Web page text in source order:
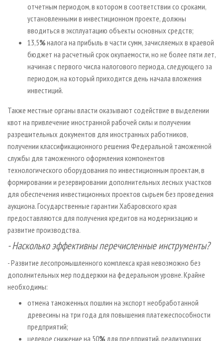
отчетным периодом, в котором в соответствии со сроками,
установленными в инвестиционном проекте, должны
вводиться в эксплуатацию объекты основных средств;
13,5%налога на прибыль в части сумм, зачисляемых в краевой
бюджет на расчетный срок окупаемости, но не более пяти лет,
начиная с первого числа налогового периода, следующего за
периодом, на который приходится день начала вложения
инвестиций.
Также местные органы власти оказывают содействие в выделении
квот на привлечение иностранной рабочей силы и получении
разрешительных документов для иностранных работников,
получении классификационного решения Федеральной таможенной
службы для таможенного оформления компонентов
технологического оборудования по инвестиционным проектам, в
формировании и резервировании дополнительных лесных участков
для обеспечения инвестиционных проектов сырьем без проведения
аукциона. Государственные гарантии Хабаровского края
предоставляются для получения кредитов на модернизацию и
развитие производства.
- Насколько эффективны перечисленные инструменты?
- Развитие лесопромышленного комплекса края невозможно без
дополнительных мер поддержки на федеральном уровне. Крайне
необходимы:
отмена таможенных пошлин на экспорт необработанной
древесины на три года для повышения платежеспособности
предприятий;
целевое снижение на 50% для предприятий, реализующих